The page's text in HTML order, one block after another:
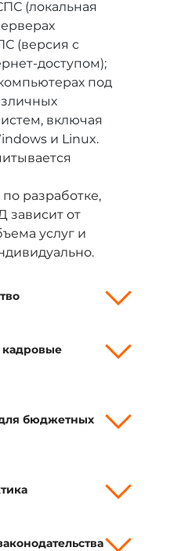
(локальная
(версия с
доступом);
под
включая
и Linux.
разработке,
зависит от
услуг и
бюджетных